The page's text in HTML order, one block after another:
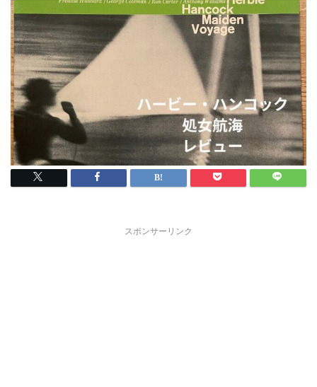
スポンサーリンク